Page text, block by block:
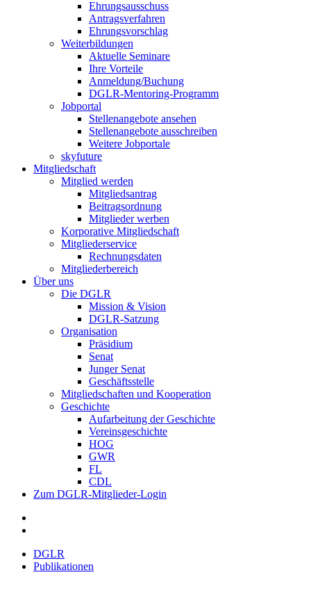
Ehrungsausschuss
Antragsverfahren
Ehrungsvorschlag
Weiterbildungen
Aktuelle Seminare
Ihre Vorteile
Anmeldung/Buchung
DGLR-Mentoring-Programm
Jobportal
Stellenangebote ansehen
Stellenangebote ausschreiben
Weitere Jobportale
skyfuture
Mitgliedschaft
Mitglied werden
Mitgliedsantrag
Beitragsordnung
Mitglieder werben
Korporative Mitgliedschaft
Mitgliederservice
Rechnungsdaten
Mitgliederbereich
Über uns
Die DGLR
Mission & Vision
DGLR-Satzung
Organisation
Präsidium
Senat
Junger Senat
Geschäftsstelle
Mitgliedschaften und Kooperation
Geschichte
Aufarbeitung der Geschichte
Vereinsgeschichte
HOG
GWR
FL
CDL
Zum DGLR-Mitglieder-Login
DGLR
Publikationen